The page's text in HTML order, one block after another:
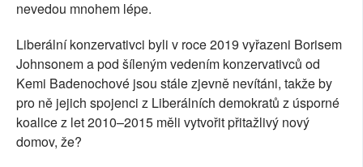
nevedou mnohem lépe.
Liberální konzervativci byli v roce 2019 vyřazeni Borisem
Johnsonem a pod šíleným vedením konzervativců od
Kemi Badenochové jsou stále zjevně nevítáni, takže by
pro ně jejich spojenci z Liberálních demokratů z úsporné
koalice z let 2010–2015 měli vytvořit přitažlivý nový
domov, že?